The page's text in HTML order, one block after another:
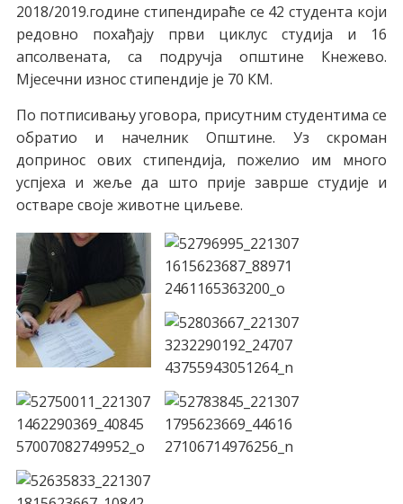
2018/2019.године стипендираће се 42 студента који
редовно похађају први циклус студија и 16
апсолвената, са подручја општине Кнежево.
Мјесечни износ стипендије је 70 КМ.
По потписивању уговора, присутним студентима се
обратио и начелник Општине. Уз скроман
допринос ових стипендија, пожелио им много
успјеха и жеље да што прије заврше студије и
остваре своје животне циљеве.